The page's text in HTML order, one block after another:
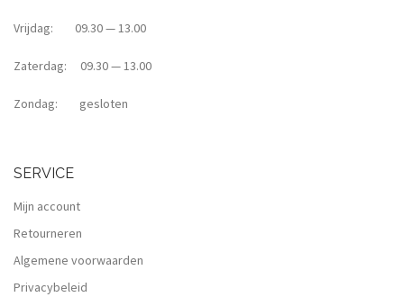
Vrijdag: 09.30 — 13.00
Zaterdag: 09.30 — 13.00
Zondag: gesloten
SERVICE
Mijn account
Retourneren
Algemene voorwaarden
Privacybeleid